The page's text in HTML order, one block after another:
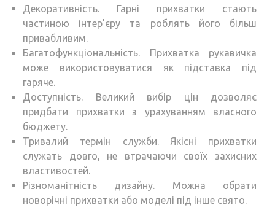
Декоративність. Гарні прихватки стають
частиною інтер’єру та роблять його більш
привабливим.
Багатофункціональність. Прихватка рукавичка
може використовуватися як підставка під
гаряче.
Доступність. Великий вибір цін дозволяє
придбати прихватки з урахуванням власного
бюджету.
Тривалий термін служби. Якісні прихватки
служать довго, не втрачаючи своїх захисних
властивостей.
Різноманітність дизайну. Можна обрати
новорічні прихватки або моделі під інше свято.